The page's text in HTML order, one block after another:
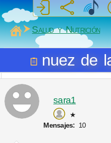
MiSabueso
Salud y Nutrición
nuez de
sara1
★
Mensajes: 10